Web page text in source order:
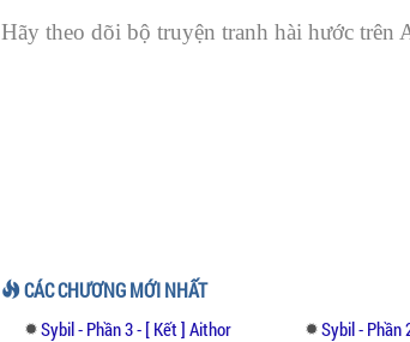
Hãy theo dõi bộ truyện tranh hài hước trên
CÁC CHƯƠNG MỚI NHẤT
Sybil - Phần 3 - [ Kết ] Aithor Sybil - Phần